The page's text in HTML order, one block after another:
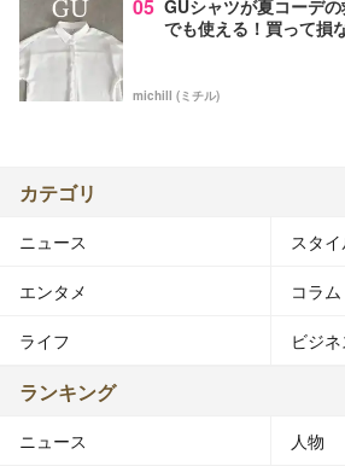
05 GUシャツが夏コーデ
でも使える！買って損
michill (ミチル)
カテゴリ
ニュース スタ
エンタメ コラム
ライフ ビジネ
ランキング
ニュース 人物